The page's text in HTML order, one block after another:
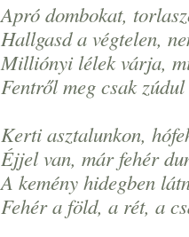
Apró dombokat,
Hallgasd a végtelen,
Milliónyi lélek várja,
Fentről meg csak
Kerti asztalunkon,
Éjjel van, már fehér
A kemény hidegben
Fehér a föld, a rét, a